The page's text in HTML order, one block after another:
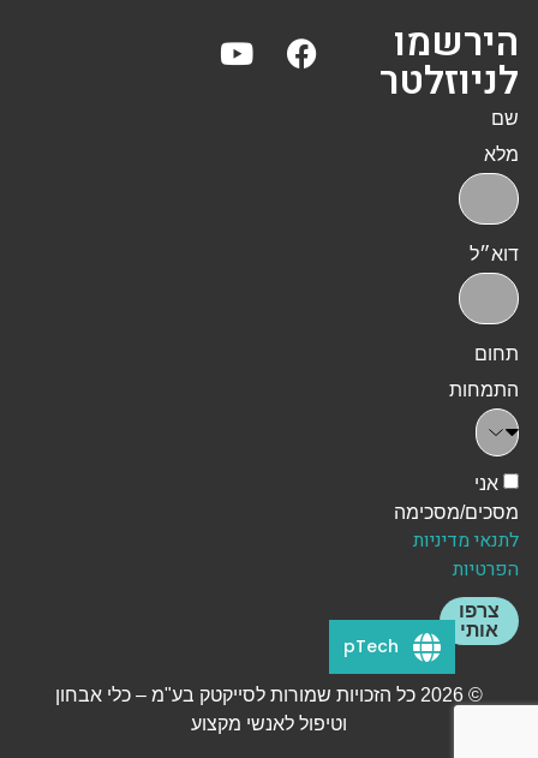
הירשמו
לניוזלטר
שם
מלא
דוא״ל
תחום
התמחות
אני
מסכים/מסכימה
לתנאי מדיניות
הפרטיות
צרפו
אותי
© 2026 כל הזכויות שמורות לסייקטק בע"מ – כלי אבחון
וטיפול לאנשי מקצוע
pTech